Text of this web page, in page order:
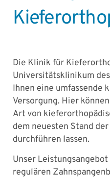
Die Klinik für
Universitätsklinikum
Ihnen eine umfassende
Versorgung. Hier
Art von
dem neuesten Stand
durchführen lassen.
Unser
regulären